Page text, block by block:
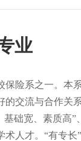
业
险系之一。本
交流与合作关
础宽、素质高
术人才。“有专